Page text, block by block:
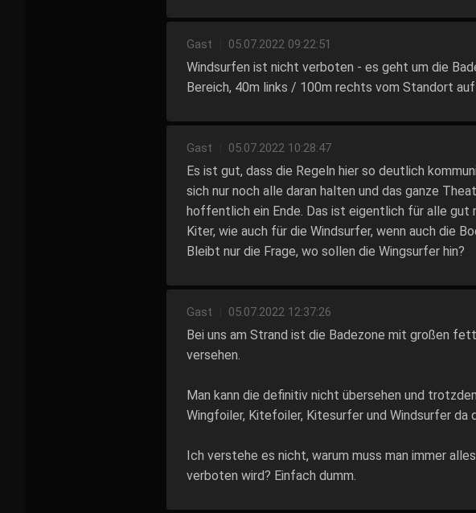
Gast 05.07.2022 09:22:51
Windsurfen ist nicht verboten - es geht um die
Bereich, 40m links / 100m rechts vom Standort
Gast 05.07.2022 10:28:47
Es ist gut, dass die Regeln hier so deutlich
sich nur noch alle daran halten und das ganze
hoffentlich ein Ende. Das ist eigentlich für alle gut
Kiter, wie auch für die Windsurfer, wenn auch die
Bleibt nur die Frage, wo sollen die Wingsurfer hin?
Gast 05.07.2022 12:37:26
Bei uns am Strand ist die Badezone mit großen
versehen.
Man kann die definitiv nicht übersehen und
Wingfoiler, Kitefoiler, Kitesurfer und Windsurfer da
Ich verstehe es nicht, warum muss man immer
verboten wird? Einfach dumm.